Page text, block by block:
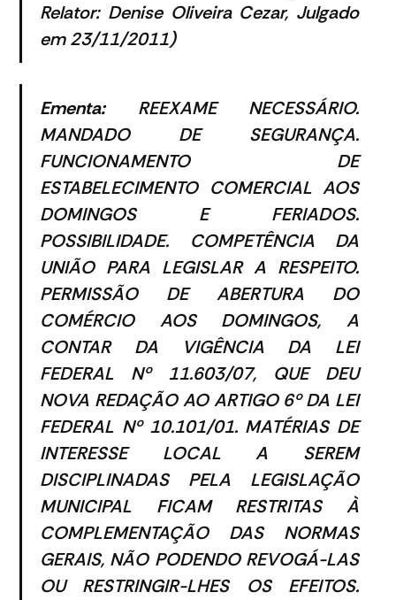
Relator: Denise Oliveira Cezar, Julgado
em 23/11/2011)
Ementa:REEXAME NECESSÁRIO.
MANDADO DE SEGURANÇA.
FUNCIONAMENTO DE
ESTABELECIMENTO COMERCIAL AOS
DOMINGOS E FERIADOS.
POSSIBILIDADE. COMPETÊNCIA DA
UNIÃO PARA LEGISLAR A RESPEITO.
PERMISSÃO DE ABERTURA DO
COMÉRCIO AOS DOMINGOS, A
CONTAR DA VIGÊNCIA DA LEI
FEDERAL Nº 11.603/07, QUE DEU
NOVA REDAÇÃO AO ARTIGO 6º DA LEI
FEDERAL Nº 10.101/01. MATÉRIAS DE
INTERESSE LOCAL A SEREM
DISCIPLINADAS PELA LEGISLAÇÃO
MUNICIPAL FICAM RESTRITAS À
COMPLEMENTAÇÃO DAS NORMAS
GERAIS, NÃO PODENDO REVOGÁ-LAS
OU RESTRINGIR-LHES OS EFEITOS.